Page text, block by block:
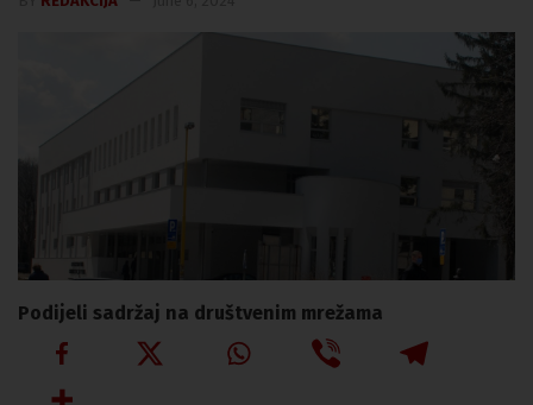
Podijeli sadržaj na društvenim mrežama